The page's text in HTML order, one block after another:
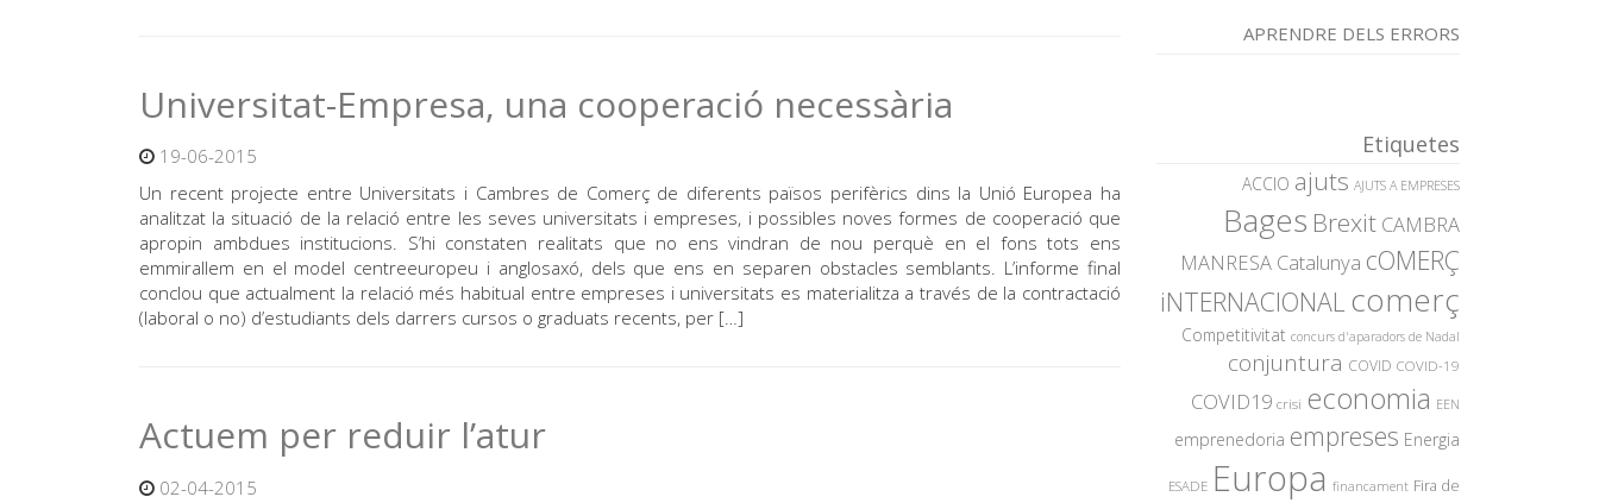
Universitat-Empresa, una cooperació necessària
19-06-2015
Un recent projecte entre Universitats i Cambres de Comerç de diferents països perifèrics dins la Unió Europea ha
analitzat la situació de la relació entre les seves universitats i empreses, i possibles noves formes de cooperació que
apropin ambdues institucions. S’hi constaten realitats que no ens vindran de nou perquè en el fons tots ens
emmirallem en el model centreeuropeu i anglosaxó, dels que ens en separen obstacles semblants. L’informe final
conclou que actualment la relació més habitual entre empreses i universitats es materialitza a través de la contractació
(laboral o no) d’estudiants dels darrers cursos o graduats recents, per […]
Actuem per reduir l’atur
02-04-2015
APRENDRE DELS ERRORS
Etiquetes
ACCIO ajuts AJUTS A EMPRESES
Bages Brexit CAMBRA
MANRESA Catalunya cOMERÇ
iNTERNACIONAL comerç
Competitivitat concurs d'aparadors de Nadal
conjuntura COVID COVID-19
COVID19 crisi economia EEN
emprenedoria empreses Energia
ESADE Europa financament Fira de